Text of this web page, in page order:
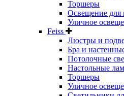
Торшеры
Освещение для
Уличное
Feiss
Люстры и
Бра и
Потолочные
Настольные
Торшеры
Уличное